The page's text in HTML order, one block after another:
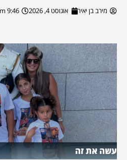
מירב בן יאיר אוגוסט 4, 2026 9:46 pm
עשה את זה